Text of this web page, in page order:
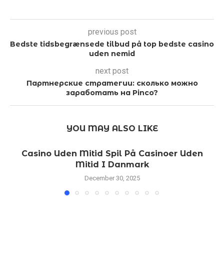
previous post
Bedste tidsbegrænsede tilbud på top bedste casino
uden nemid
next post
Партнерские стратегии: сколько можно
заработать на Pinco?
YOU MAY ALSO LIKE
Casino Uden Mitid Spil På Casinoer Uden
Mitid I Danmark
December 30, 2025